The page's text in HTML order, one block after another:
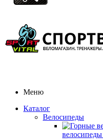
Меню
Каталог
Велосипеды